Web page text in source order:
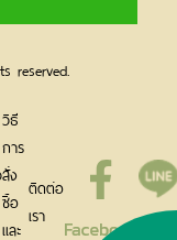
reserved.
วิธี
การ
สั่ง
ซื้อ
และ
ติดต่อ
เรา